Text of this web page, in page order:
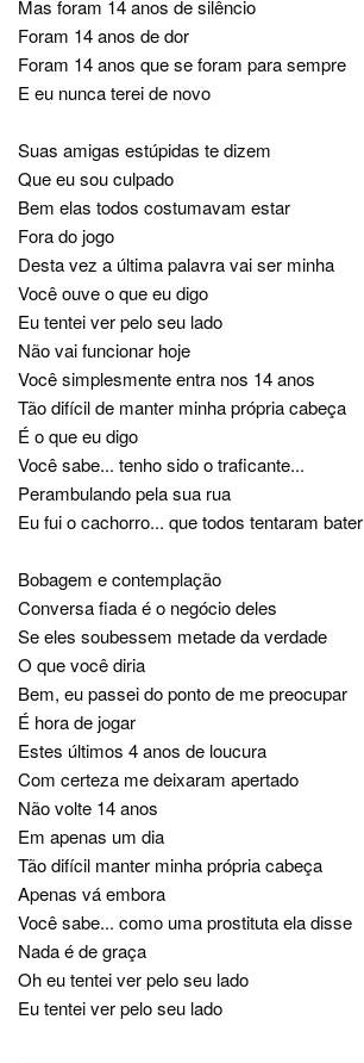
Mas foram 14 anos de silêncio
Foram 14 anos de dor
Foram 14 anos que se foram para sempre
E eu nunca terei de novo
Suas amigas estúpidas te dizem
Que eu sou culpado
Bem elas todos costumavam estar
Fora do jogo
Desta vez a última palavra vai ser minha
Você ouve o que eu digo
Eu tentei ver pelo seu lado
Não vai funcionar hoje
Você simplesmente entra nos 14 anos
Tão difícil de manter minha própria cabeça
É o que eu digo
Você sabe... tenho sido o traficante...
Perambulando pela sua rua
Eu fui o cachorro... que todos tentaram bater
Bobagem e contemplação
Conversa fiada é o negócio deles
Se eles soubessem metade da verdade
O que você diria
Bem, eu passei do ponto de me preocupar
É hora de jogar
Estes últimos 4 anos de loucura
Com certeza me deixaram apertado
Não volte 14 anos
Em apenas um dia
Tão difícil manter minha própria cabeça
Apenas vá embora
Você sabe... como uma prostituta ela disse
Nada é de graça
Oh eu tentei ver pelo seu lado
Eu tentei ver pelo seu lado